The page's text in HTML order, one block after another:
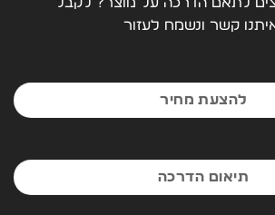
קשר ונשמח לעזור
להצעת מחיר
תיאום הדרכה